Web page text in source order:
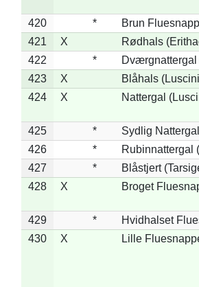
420 *
Brun
421
X
Rødhals
422
*
423
X
Blåhals
424
X Nattergal
425 *
Sydlig
426
*
Rubinnattergal
427
*
Blåstjert
428
X Broget
429 *
Hvidhalset
430
X Lille